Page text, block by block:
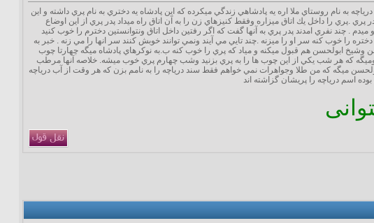
به نام روستاي ملا اره يه پادشاهي زندگي ميكرده كه اين پادشاه يه دختري به نام پري داشته و اين
.پري را داخل يك اتاق ميزاره وفقط كنيزهاي زن را به آن اتاق راه ميداد پدر پري از اين اوضاع
. چند نفري امدند پدر پري به آنها گفت كه اگر رفتين داخل اتاق ونتوانستين دخترم را خوب كنيد
را خوب كنه سر او را ميزنه .چند تايي مي آيند ونمي توانند خوبش كنند سر انها را مي زنه . خبر به
ابولحسن هم قبول ميكنه و مياد كه پري را خوب كنه ب.به نوكرهاي پادشاه ميگه چهارتا چوب
وميگه كه هر شب يكي از اين چوب ها را به پري بزنيد وشب چهارم پري خوب ميشه. خلاصه آنها مرطب
ميگه كه من طلا وجواهرات نمي خواهم فقط سند درياچه را به نامم بزن كه هر وقت از آب درياچه
اسم درياچه را پريشان گزاشته اند